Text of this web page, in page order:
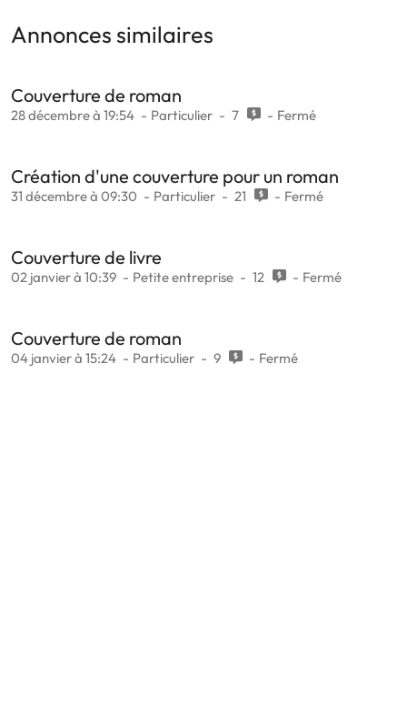
Annonces similaires
Couverture de roman
28 décembre à 19:54 Particulier 7 Fermé
Création d'une couverture pour un roman
31 décembre à 09:30 Particulier 21 Fermé
Couverture de livre
02 janvier à 10:39 Petite entreprise 12 Fermé
Couverture de roman
04 janvier à 15:24 Particulier 9 Fermé